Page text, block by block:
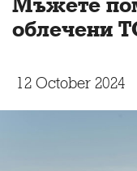
облечени
12 October 2024